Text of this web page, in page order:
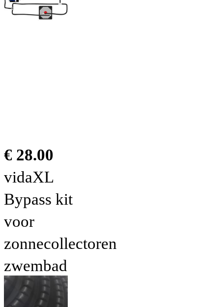
€ 28.00
vidaXL
Bypass kit
voor
zonnecollectoren
zwembad